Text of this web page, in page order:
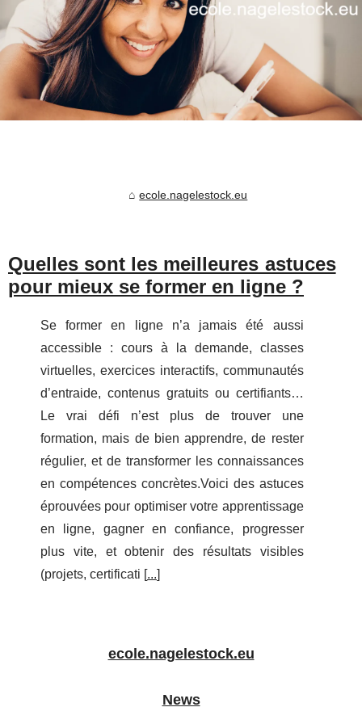
ecole.nagelestock.eu
Quelles sont les meilleures astuces
pour mieux se former en ligne ?
Se former en ligne n’a jamais été aussi
accessible : cours à la demande, classes
virtuelles, exercices interactifs, communautés
d’entraide, contenus gratuits ou certifiants…
Le vrai défi n’est plus de trouver une
formation, mais de bien apprendre, de rester
régulier, et de transformer les connaissances
en compétences concrètes.Voici des astuces
éprouvées pour optimiser votre apprentissage
en ligne, gagner en confiance, progresser
plus vite, et obtenir des résultats visibles
(projets, certificati [...]
ecole.nagelestock.eu
News